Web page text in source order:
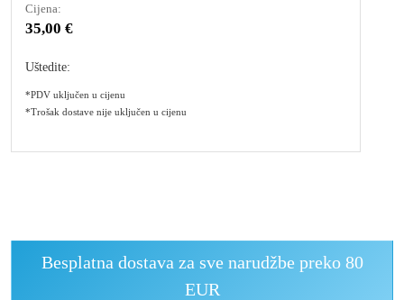
Cijena:
35,00 €
Uštedite:
*PDV uključen u cijenu
*Trošak dostave nije uključen u cijenu
Besplatna dostava za sve narudžbe preko 80
EUR